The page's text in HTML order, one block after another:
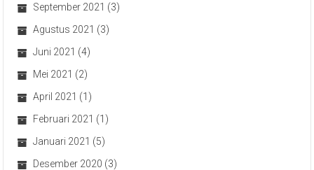
September 2021 (3)
Agustus 2021 (3)
Juni 2021 (4)
Mei 2021 (2)
April 2021 (1)
Februari 2021 (1)
Januari 2021 (5)
Desember 2020 (3)